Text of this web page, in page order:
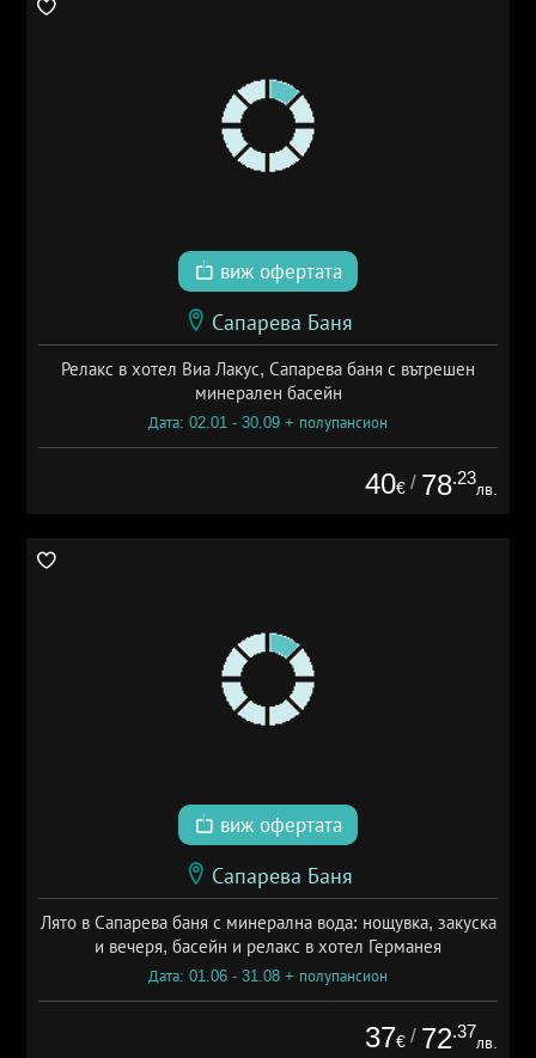
виж офертата
Сапарева Баня
Релакс в хотел Виа Лакус, Сапарева баня с вътрешен
минерален басейн
Дата: 02.01 - 30.09 + полупансион
40€ / 78.23
лв.
виж офертата
Сапарева Баня
Лято в Сапарева баня с минерална вода: нощувка, закуска
и вечеря, басейн и релакс в хотел Германея
Дата: 01.06 - 31.08 + полупансион
37€ / 72.37
лв.